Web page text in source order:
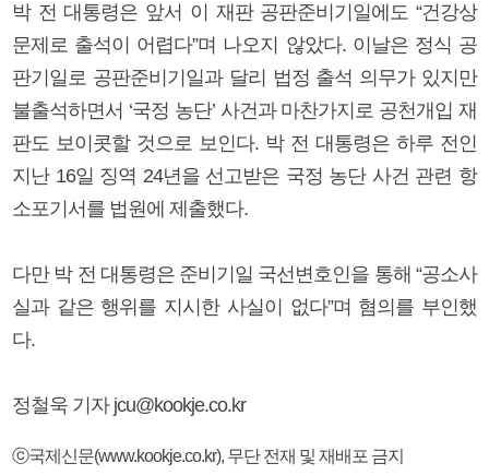
박 전 대통령은 앞서 이 재판 공판준비기일에도 “건강상
문제로 출석이 어렵다”며 나오지 않았다. 이날은 정식 공
판기일로 공판준비기일과 달리 법정 출석 의무가 있지만
불출석하면서 ‘국정 농단’ 사건과 마찬가지로 공천개입 재
판도 보이콧할 것으로 보인다. 박 전 대통령은 하루 전인
지난 16일 징역 24년을 선고받은 국정 농단 사건 관련 항
소포기서를 법원에 제출했다.
다만 박 전 대통령은 준비기일 국선변호인을 통해 “공소사
실과 같은 행위를 지시한 사실이 없다”며 혐의를 부인했
다.
정철욱 기자 jcu@kookje.co.kr
ⓒ국제신문(www.kookje.co.kr), 무단 전재 및 재배포 금지